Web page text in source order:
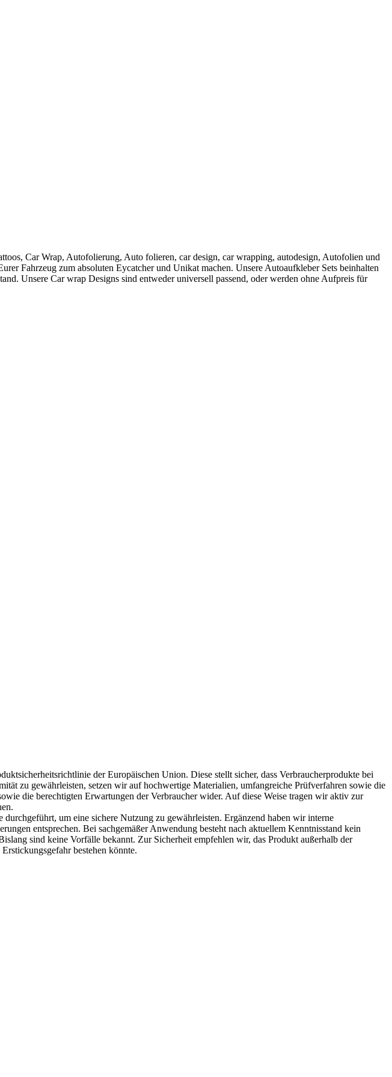
Car Wrap, Autofolierung, Auto folieren, car design, car wrapping, autodesign, Autofolien und
Fahrzeug zum absoluten Eycatcher und Unikat machen. Unsere Autoaufkleber Sets beinhalten
Unsere Car wrap Designs sind entweder universell passend, oder werden ohne Aufpreis für
der Europäischen Union. Diese stellt sicher, dass Verbraucherprodukte bei
zu gewährleisten, setzen wir auf hochwertige Materialien, umfangreiche Prüfverfahren sowie die
die berechtigten Erwartungen der Verbraucher wider. Auf diese Weise tragen wir aktiv zur
um eine sichere Nutzung zu gewährleisten. Ergänzend haben wir interne
entsprechen. Bei sachgemäßer Anwendung besteht nach aktuellem Kenntnisstand kein
sind keine Vorfälle bekannt. Zur Sicherheit empfehlen wir, das Produkt außerhalb der
bestehen könnte.